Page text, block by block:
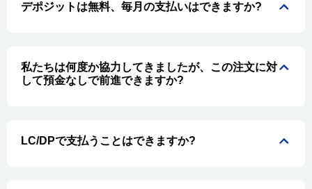
デポジットは無料、毎月の支払いはできますか?
私たちは何度か協力してきましたが、この注文に対
して預金なしで前進できますか?
LC/DPで支払うことはできますか?